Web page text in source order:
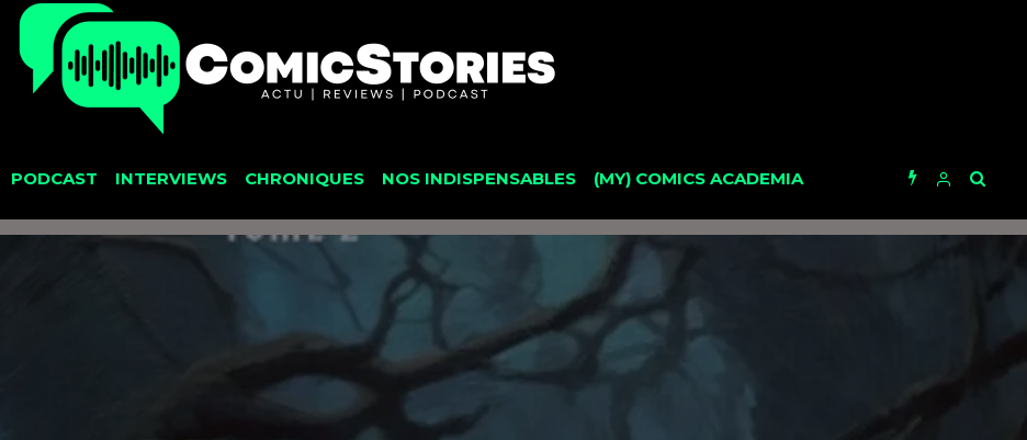
PODCAST INTERVIEWS CHRONIQUES NOS INDISPENSABLES (MY) COMICS ACADEMIA